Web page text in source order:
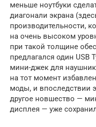
меньше ноутбуки
диагонали экрана
производительности,
на очень высоком
при такой толщине
предлагался один USB
мини-джек для
на тот момент
моды, и впоследствии
другое новшество —
дисплея — уже